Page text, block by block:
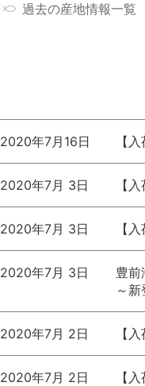
過去の産地情報一覧
2020年7月16日 【
2020年7月 3日 【
2020年7月 3日 【
2020年7月 3日
豊前
～
2020年7月 2日 【
2020年7月 2日 【